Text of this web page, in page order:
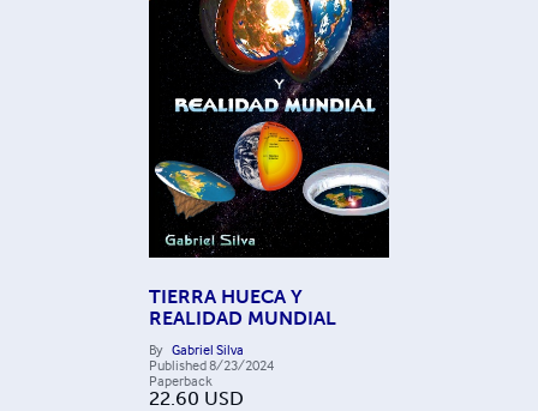
TIERRA HUECA Y
REALIDAD MUNDIAL
By Gabriel Silva
Published8/23/2024
Paperback
22.60 USD